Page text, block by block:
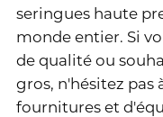
seringues haute
monde entier. Si
de qualité ou
gros, n'hésitez
fournitures et